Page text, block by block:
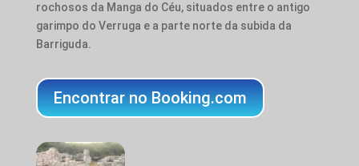
rochosos da Manga do Céu, situados entre o antigo
garimpo do Verruga e a parte norte da subida da
Barriguda.
Encontrar no Booking.com